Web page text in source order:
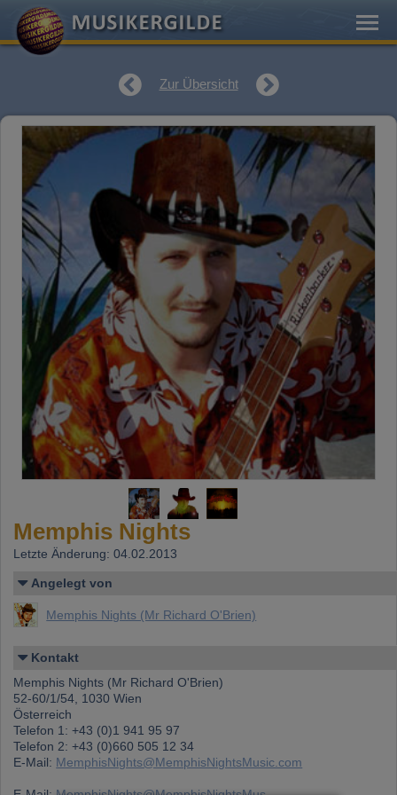
Zur Übersicht
Memphis Nights
Letzte Änderung: 04.02.2013
Angelegt von
Memphis Nights (Mr Richard O'Brien)
Kontakt
Memphis Nights (Mr Richard O'Brien)
52-60/1/54, 1030 Wien
Österreich
Telefon 1: +43 (0)1 941 95 97
Telefon 2: +43 (0)660 505 12 34
E-Mail: MemphisNights@MemphisNightsMusic.com